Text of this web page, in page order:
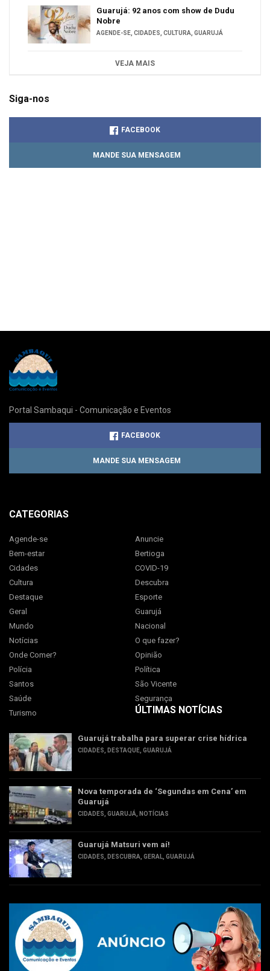
Guarujá: 92 anos com show de Dudu
Nobre
AGENDE-SE, CIDADES, CULTURA, GUARUJÁ
VEJA MAIS
Siga-nos
FACEBOOK
MANDE SUA MENSAGEM
Portal Sambaqui - Comunicação e Eventos
FACEBOOK
MANDE SUA MENSAGEM
CATEGORIAS
Agende-se
Anuncie
Bem-estar
Bertioga
Cidades
COVID-19
Cultura
Descubra
Destaque
Esporte
Geral
Guarujá
Mundo
Nacional
Notícias
O que fazer?
Onde Comer?
Opinião
Polícia
Política
Santos
São Vicente
Saúde
Segurança
Turismo
ÚLTIMAS NOTÍCIAS
Guarujá trabalha para superar crise hídrica
CIDADES DESTAQUE GUARUJÁ
Nova temporada de ‘Segundas em Cena’ em
Guarujá
CIDADES GUARUJÁ NOTÍCIAS
Guarujá Matsuri vem aí!
CIDADES DESCUBRA GERAL GUARUJÁ